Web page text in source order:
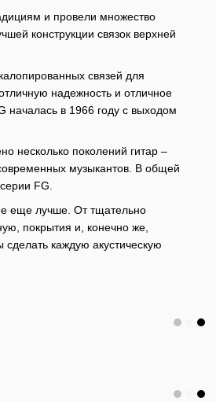
и провели множество
конструкции связок верхней
связей для
надежность и отличное
началась в 1966 году с выходом
несколько поколений гитар –
музыкантов. В общей
FG.
еще лучше. От тщательно
покрытия и, конечно же,
сделать каждую акустическую